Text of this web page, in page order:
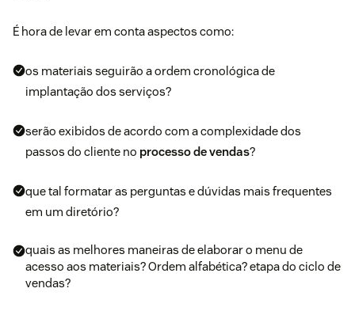
É hora de levar em conta aspectos como:
os materiais seguirão a ordem cronológica de
implantação dos serviços?
serão exibidos de acordo com a complexidade dos
passos do cliente no processo de vendas?
que tal formatar as perguntas e dúvidas mais frequentes
em um diretório?
quais as melhores maneiras de elaborar o menu de
acesso aos materiais? Ordem alfabética? etapa do ciclo de
vendas?